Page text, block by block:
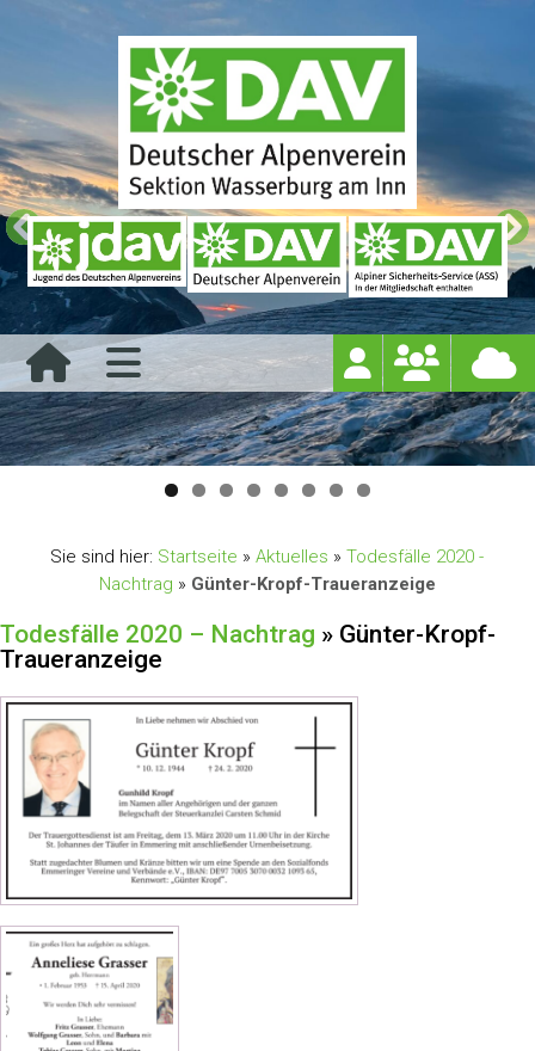
Sie sind hier: Startseite »Aktuelles »Todesfälle 2020 -
Nachtrag » Günter-Kropf-Traueranzeige
Todesfälle 2020 – Nachtrag » Günter-Kropf-
Traueranzeige